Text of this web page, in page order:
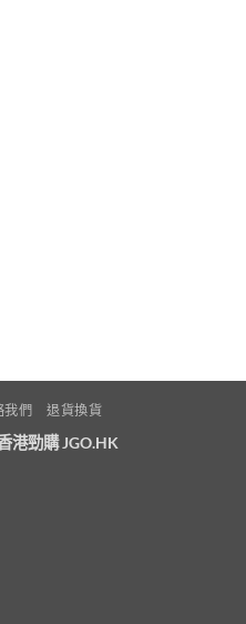
我們 退貨換貨
港勁購 JGO.HK